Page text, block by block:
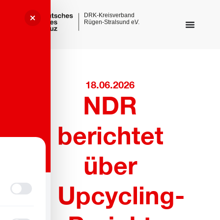
18.06.2026
NDR
berichtet
über
Upcycling-
Sehbehinderungsmodus